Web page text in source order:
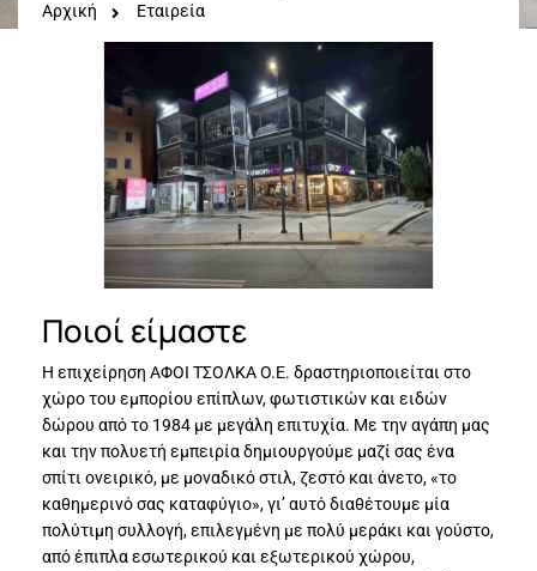
Αρχική Εταιρεία
Ποιοί είμαστε
Η επιχείρηση ΑΦΟΙ ΤΣΟΛΚΑ Ο.Ε. δραστηριοποιείται στο
χώρο του εμπορίου επίπλων, φωτιστικών και ειδών
δώρου από το 1984 με μεγάλη επιτυχία. Με την αγάπη μας
και την πολυετή εμπειρία δημιουργούμε μαζί σας ένα
σπίτι ονειρικό, με μοναδικό στιλ, ζεστό και άνετο, «το
καθημερινό σας καταφύγιο», γι’ αυτό διαθέτουμε μία
πολύτιμη συλλογή, επιλεγμένη με πολύ μεράκι και γούστο,
από έπιπλα εσωτερικού και εξωτερικού χώρου,